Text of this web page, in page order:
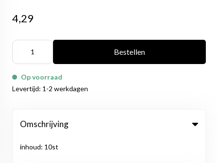
4,29
Bestellen
Op voorraad
Levertijd: 1-2 werkdagen
Omschrijving
inhoud: 10st